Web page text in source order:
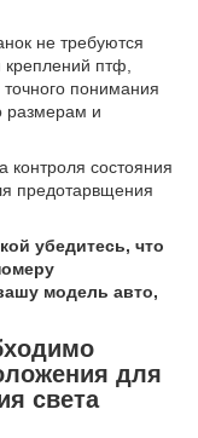
не требуются
креплений птф,
понимания
размерам и
контроля состояния
предотарвщения
убедитесь, что
модель авто,
для
света